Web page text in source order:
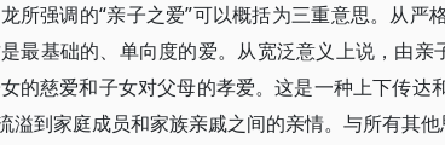
所强调的“亲子之爱”可以概括为三重意思。从严
最基础的、单向度的爱。从宽泛意义上说，由亲
的慈爱和子女对父母的孝爱。这是一种上下传达
溢到家庭成员和家族亲戚之间的亲情。与所有其